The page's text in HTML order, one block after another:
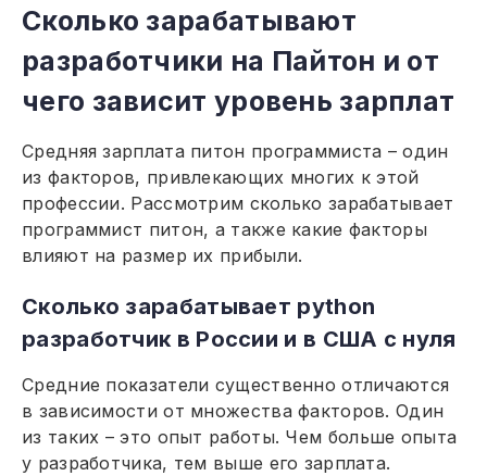
Сколько зарабатывают
разработчики на Пайтон и от
чего зависит уровень зарплат
Средняя зарплата питон программиста – один
из факторов, привлекающих многих к этой
профессии. Рассмотрим сколько зарабатывает
программист питон, а также какие факторы
влияют на размер их прибыли.
Сколько зарабатывает python
разработчик в России и в США с нуля
Средние показатели существенно отличаются
в зависимости от множества факторов. Один
из таких – это опыт работы. Чем больше опыта
у разработчика, тем выше его зарплата.